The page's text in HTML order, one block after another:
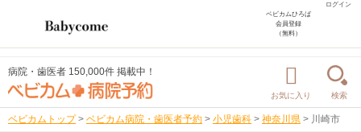
ログイン
ベビカムひろば
会員登録
（無料）
病院・歯医者 150,000件 掲載中！
お気に入り 検索
ベビカムトップ > ベビカム病院・歯医者予約 > 小児歯科 > 神奈川県 > 川崎市